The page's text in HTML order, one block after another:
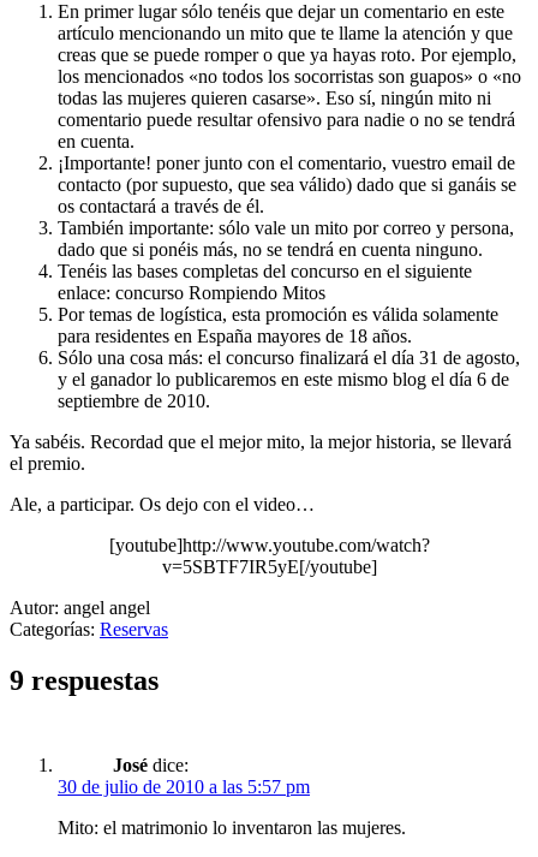
En primer lugar sólo tenéis que dejar un comentario en este
artículo mencionando un mito que te llame la atención y que
creas que se puede romper o que ya hayas roto. Por ejemplo,
los mencionados «no todos los socorristas son guapos» o «no
todas las mujeres quieren casarse». Eso sí, ningún mito ni
comentario puede resultar ofensivo para nadie o no se tendrá
en cuenta.
¡Importante! poner junto con el comentario, vuestro email de
contacto (por supuesto, que sea válido) dado que si ganáis se
os contactará a través de él.
También importante: sólo vale un mito por correo y persona,
dado que si ponéis más, no se tendrá en cuenta ninguno.
Tenéis las bases completas del concurso en el siguiente
enlace: concurso Rompiendo Mitos
Por temas de logística, esta promoción es válida solamente
para residentes en España mayores de 18 años.
Sólo una cosa más: el concurso finalizará el día 31 de agosto,
y el ganador lo publicaremos en este mismo blog el día 6 de
septiembre de 2010.
Ya sabéis. Recordad que el mejor mito, la mejor historia, se llevará
el premio.
Ale, a participar. Os dejo con el video…
[youtube]http://www.youtube.com/watch?
v=5SBTF7IR5yE[/youtube]
Autor: angel angel
Categorías: Reservas
9 respuestas
José dice:
30 de julio de 2010 a las 5:57 pm
Mito: el matrimonio lo inventaron las mujeres.